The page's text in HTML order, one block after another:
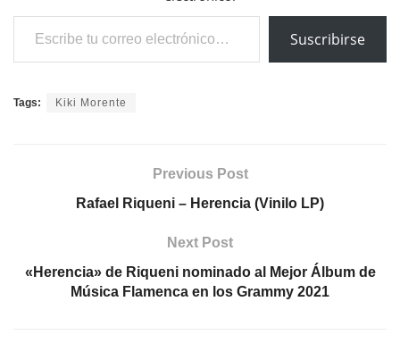
Escribe tu correo electrónico…
Suscribirse
Tags: Kiki Morente
Previous Post
Rafael Riqueni – Herencia (Vinilo LP)
Next Post
«Herencia» de Riqueni nominado al Mejor Álbum de
Música Flamenca en los Grammy 2021